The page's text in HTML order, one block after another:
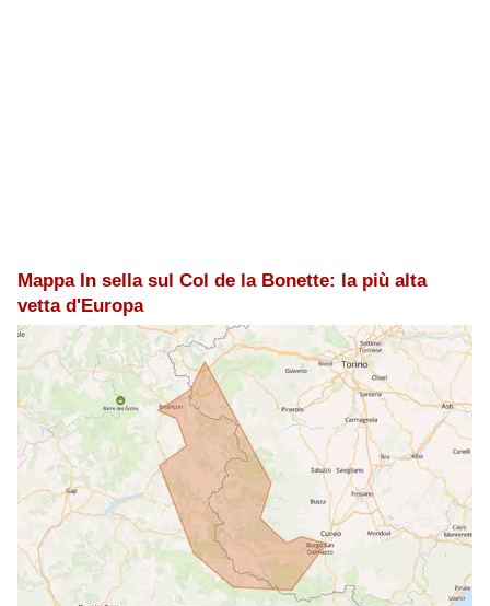
Mappa In sella sul Col de la Bonette: la più alta
vetta d'Europa